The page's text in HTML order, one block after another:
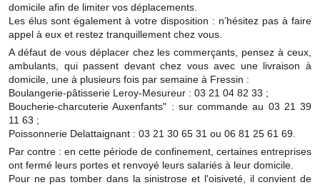
Les réseaux partenaires
L'association des maires
L'office de tourisme
Le conseil départemental
VILLE PRATIQUE
Services publics intercommunaux
domicile afin de limiter vos déplacements.
Les élus sont également à votre disposition : n’hésitez pas à faire
appel à eux et restez tranquillement chez vous.
A défaut de vous déplacer chez les commerçants, pensez à ceux,
ambulants, qui passent devant chez vous avec une livraison à
domicile, une à plusieurs fois par semaine à Fressin :
Boulangerie-pâtisserie Leroy-Mesureur : 03 21 04 82 33 ;
Boucherie-charcuterie Auxenfants" : sur commande au 03 21 39
11 63 ;
Poissonnerie Delattaignant : 03 21 30 65 31 ou 06 81 25 61 69.
Par contre : en cette période de confinement, certaines entreprises
ont fermé leurs portes et renvoyé leurs salariés à leur domicile.
Pour ne pas tomber dans la sinistrose et l'oisiveté, il convient de